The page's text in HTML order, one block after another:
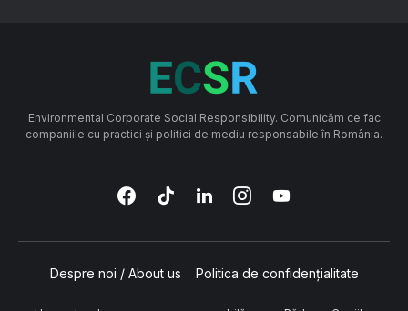
Environmental Corporate Social Responsibility. Comunicăm ce fac
companiile cu practici și politici de mediu responsabile în România.
Despre noi / About us Politica de confidențialitate